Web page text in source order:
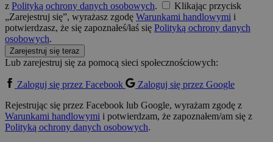
z Polityką ochrony danych osobowych.
Klikając przycisk
„Zarejestruj się”, wyrażasz zgodę Warunkami handlowymi i
potwierdzasz, że się zapoznałeś/łaś się Polityką ochrony danych
osobowych.
Zarejestruj się teraz
Lub zarejestruj się za pomocą sieci społecznościowych:
Zaloguj się przez Facebook
Zaloguj się przez Google
Rejestrując się przez Facebook lub Google, wyrażam zgodę z
Warunkami handlowymi i potwierdzam, że zapoznałem/am się z
Polityką ochrony danych osobowych.